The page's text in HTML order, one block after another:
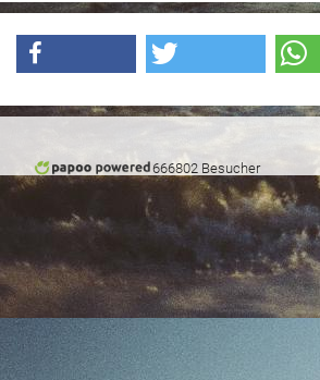
666802 Besucher